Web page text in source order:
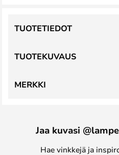
TUOTEKUVAUS
TUOTETIEDOT
MERKKI
Jaa kuvasi
Hae vinkkejä ja